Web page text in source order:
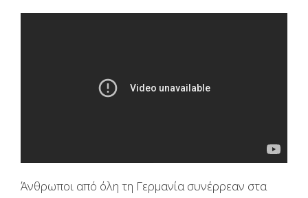
Άνθρωποι από όλη τη Γερμανία συνέρρεαν στα